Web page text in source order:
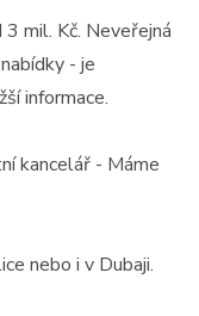
mil. Kč. Neveřejná
- je
informace.
kancelář - Máme
nebo i v Dubaji.